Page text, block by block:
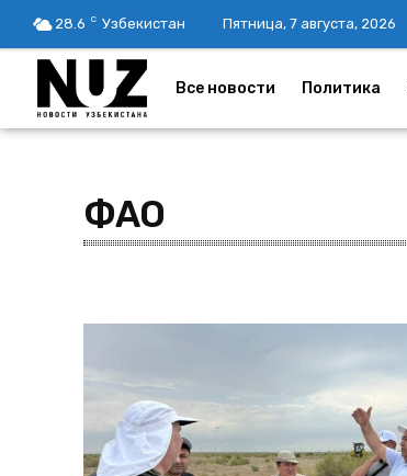
28.6 C Узбекистан Пятница, 7 августа, 2026
Все новости Политика
ФАО